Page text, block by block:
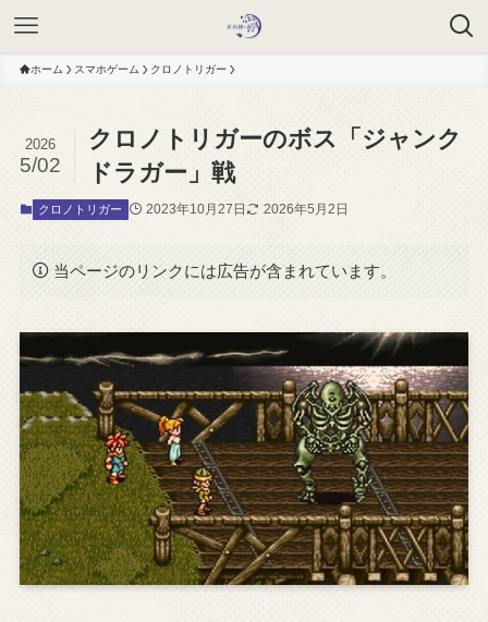
ホーム スマホゲーム クロノトリガー
クロノトリガーのボス「ジャンク
ドラガー」戦
2026
5/02
クロノトリガー 2023年10月27日 2026年5月2日
当ページのリンクには広告が含まれています。